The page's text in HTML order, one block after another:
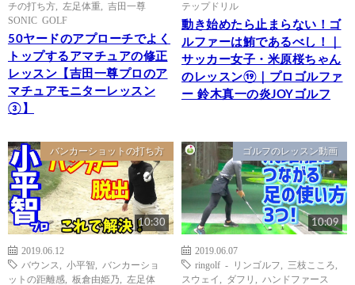
チの打ち方
左足体重
吉田一尊
SONIC GOLF
50ヤードのアプローチでよく
トップするアマチュアの修正
レッスン【吉田一尊プロのア
マチュアモニターレッスン
③】
テップドリル
動き始めたら止まらない！ゴ
ルファーは鮪であるべし！｜
サッカー女子・米原桜ちゃん
のレッスン⑲｜プロゴルファ
ー 鈴木真一の炎JOYゴルフ
バンカーショットの打ち方
10:30
2019.06.12
バウンス
小平智
バンカーショ
ットの距離感
板倉由姫乃
左足体
ゴルフのレッスン動画
10:09
2019.06.07
ringolf - リンゴルフ
三枝こころ
スウェイ
ダフリ
ハンドファース